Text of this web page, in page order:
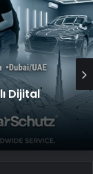
Uygun
Adresi